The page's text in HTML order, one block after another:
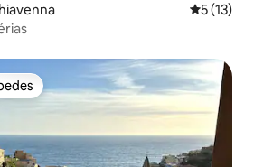
5 de uma
5 (13)
dos hóspedes